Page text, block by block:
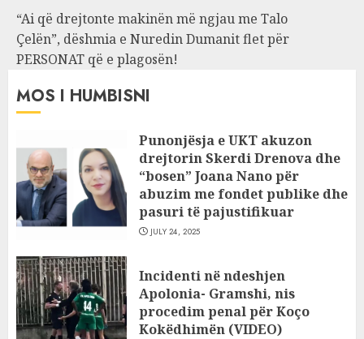
“Ai që drejtonte makinën më ngjau me Talo
Çelën”, dëshmia e Nuredin Dumanit flet për
PERSONAT që e plagosën!
MOS I HUMBISNI
Punonjësja e UKT akuzon
drejtorin Skerdi Drenova dhe
“bosen” Joana Nano për
abuzim me fondet publike dhe
pasuri të pajustifikuar
JULY 24, 2025
Incidenti në ndeshjen
Apolonia- Gramshi, nis
procedim penal për Koço
Kokëdhimën (VIDEO)